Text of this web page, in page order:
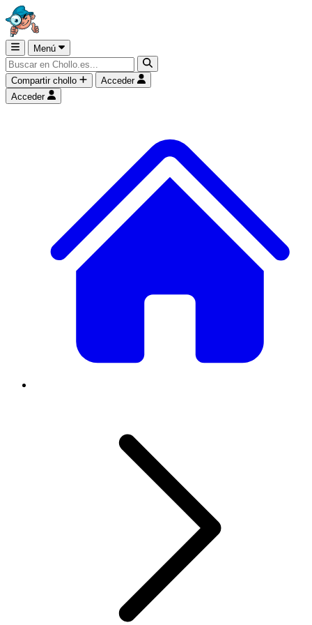
Menú
Compartir chollo
Acceder
Acceder